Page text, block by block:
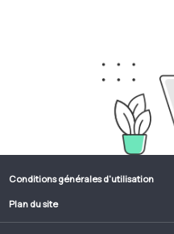
Conditions générales d'utilisation
Plan du site